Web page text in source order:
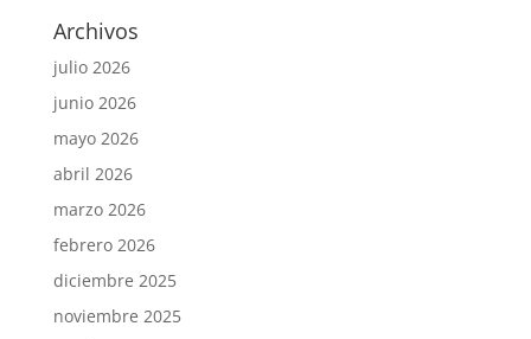
Archivos
julio 2026
junio 2026
mayo 2026
abril 2026
marzo 2026
febrero 2026
diciembre 2025
noviembre 2025